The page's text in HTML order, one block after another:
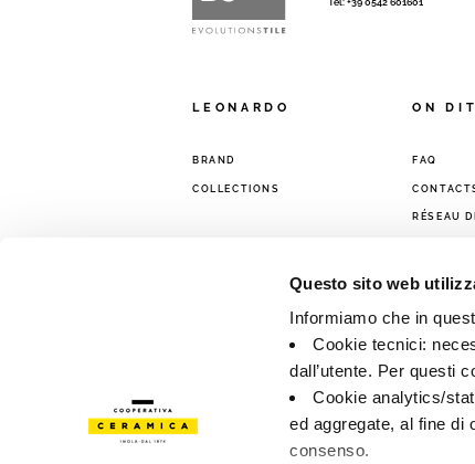
Questo sito web
Informiamo che in
Cookie tecnici:
dall’utente. Per questi
Cookie analytics/
ed aggregate, al fine di
consenso.
LEONARDO
BRAND
COLLECTIONS
ON
FAQ
RÉSEAU